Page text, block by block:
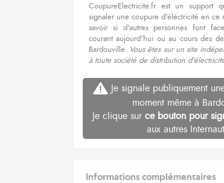
CoupureElectricite.fr est un support
signaler une coupure d'éléctricité en ce
savoir si d'autres personnes font
courant aujourd'hui ou au cours des
Bardouville. Vous êtes sur un site
à toute société de distribution
Je signale publiquement
moment même à
Je clique sur ce bouton pour
aux autres
Informations complémentaires